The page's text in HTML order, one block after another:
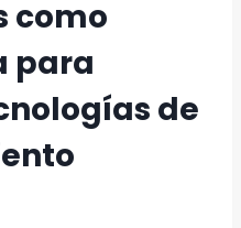
como
para
de